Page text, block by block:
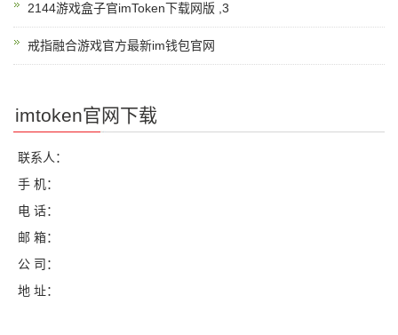
2144游戏盒子官imToken下载网版 ,3
戒指融合游戏官方最新im钱包官网
imtoken官网下载
联系人：
手 机：
电 话：
邮 箱：
公 司：
地 址：